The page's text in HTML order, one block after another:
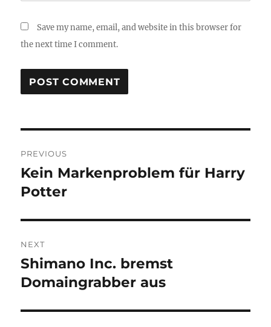
Save my name, email, and website in this browser for
the next time I comment.
navigation
PREVIOUS
Previous
post:
Kein Markenproblem für Harry
Potter
NEXT
Next
post:
Shimano Inc. bremst
Domaingrabber aus